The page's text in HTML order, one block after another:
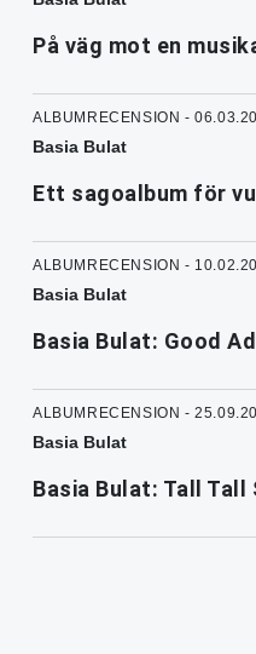
På väg mot en
ALBUMRECENSION -
Basia Bulat
Ett sagoalbum för
ALBUMRECENSION -
Basia Bulat
Basia Bulat: Good
ALBUMRECENSION -
Basia Bulat
Basia Bulat: Tall Tall